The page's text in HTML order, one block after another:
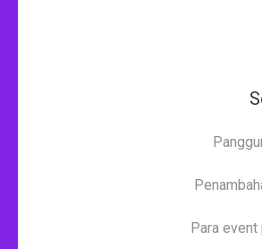
Para event